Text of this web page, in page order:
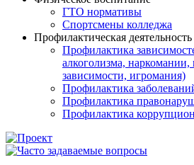
ГТО нормативы
Спортсмены колледжа
Профилактическая деятельность
Профилактика
алкоголизма,
зависимости, игромания)
Профилактика
Профилактика
Профилактика